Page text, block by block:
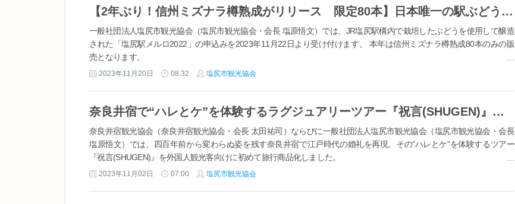
【2年ぶり！信州ミズナラ樽熟成がリリース 限定80本】日本唯一の駅ぶどうワイン「塩尻駅メルロ2022」11月22日から申し込み開始！
一般社団法人塩尻市観光協会（塩尻市観光協会・会長 塩原悟文）では、JR塩尻駅構内で栽培したぶどうを使用して醸造
された「塩尻駅メルロ2022」の申込みを2023年11月22日より受け付けます。 本年は信州ミズナラ樽熟成80本のみの販
売となります。
長野県のほぼ中央に位置するJR塩尻駅。ここには日本で唯一！駅構内のプラットホーム上にぶどう園があります。 （一
2023年11月20日 08:32 塩尻市観光協会
奈良井宿で“ハレとケ”を体験するラグジュアリーツアー『祝言(SHUGEN)』を外国人観光客向けに初の旅行商品化
奈良井宿観光協会（奈良井宿観光協会・会長 太田祐司）ならびに一般社団法人塩尻市観光協会（塩尻市観光協会・会長
塩原悟文）では、四百年前から変わらぬ姿を残す奈良井宿で江戸時代の婚礼を再現。その“ハレとケ”を体験するツアー
『祝言(SHUGEN)』を外国人観光客向けに初めて旅行商品化しました。
ハレの日の象徴である結婚式を、江戸時代のスタイルで再現し、外国人客が参列者として当時の式を疑似体験できるラ
2023年11月02日 07:00 塩尻市観光協会